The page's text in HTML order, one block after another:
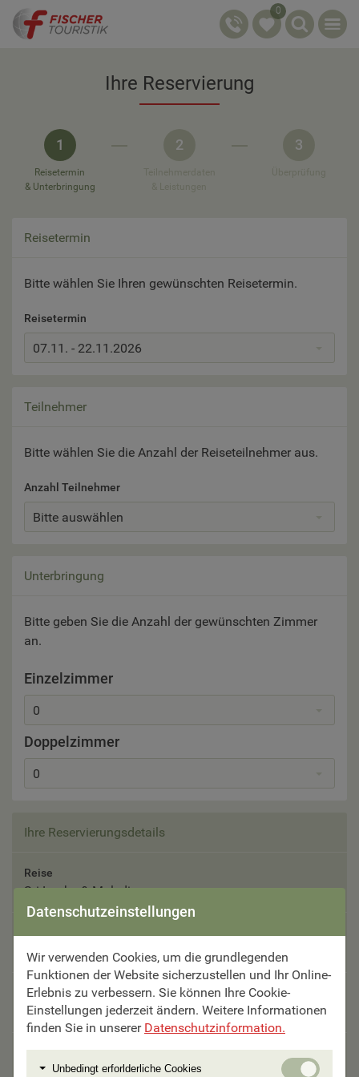
0
Ihre Reservierung
1
Reisetermin
& Unterbringung
2 3
Reisetermin
Bitte wählen Sie Ihren gewünschten Reisetermin.
Reisetermin
07.11. - 22.11.2026
Teilnehmer
Bitte wählen Sie die Anzahl der Reiseteilnehmer aus.
Anzahl Teilnehmer
Bitte auswählen
Unterbringung
Bitte geben Sie die Anzahl der gewünschten Zimmer
an.
Einzelzimmer
0
Doppelzimmer
0
Ihre Reservierungsdetails
Reise
Sri Lanka & Malediven
07.11. - 22.11.2026
Teilnehmer
Bitte auswählen
Unterbringung
Bitte auswählen
Datenschutzeinstellungen
Wir verwenden Cookies, um die grundlegenden
Funktionen der Website sicherzustellen und Ihr Online-
Erlebnis zu verbessern. Sie können Ihre Cookie-
Einstellungen jederzeit ändern. Weitere Informationen
finden Sie in unserer Datenschutzinformation.
Unbedingt erforlderliche Cookies